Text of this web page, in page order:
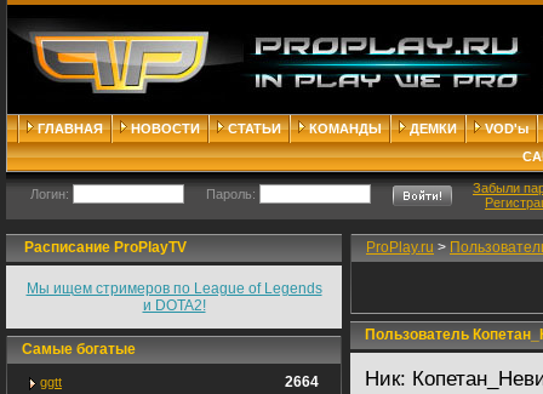
ГЛАВНАЯ НОВОСТИ СТАТЬИ КОМАНДЫ ДЕМКИ
VOD'ы
Логин: Пароль:
Забыли
Расписание ProPlayTV
Мы ищем стримеров по League of Legends
и DOTA2!
Самые богатые
ggtt 2664
ProPlay.ru >
Пользователь
Ник: